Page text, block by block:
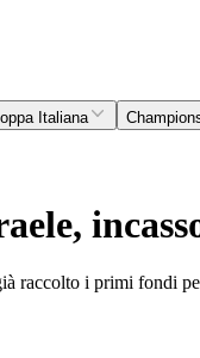
Italiana
raccolto i primi fondi